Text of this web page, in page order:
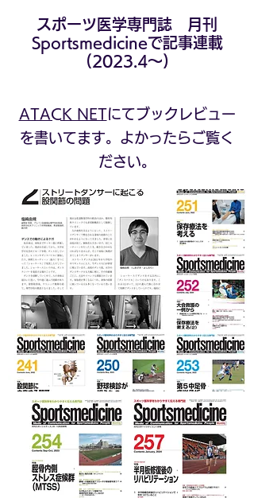
スポーツ医学専門誌 月刊
Sportsmedicineで記事連載
(2023.4～)
ATACK NETにてブックレビュー
を書いてます。よかったらご覧く
ださい。